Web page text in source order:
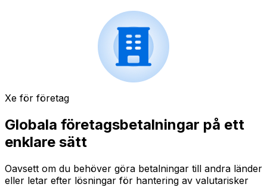
Xe för företag
Globala företagsbetalningar på ett
enklare sätt
Oavsett om du behöver göra betalningar till andra länder
eller letar efter lösningar för hantering av valutarisker